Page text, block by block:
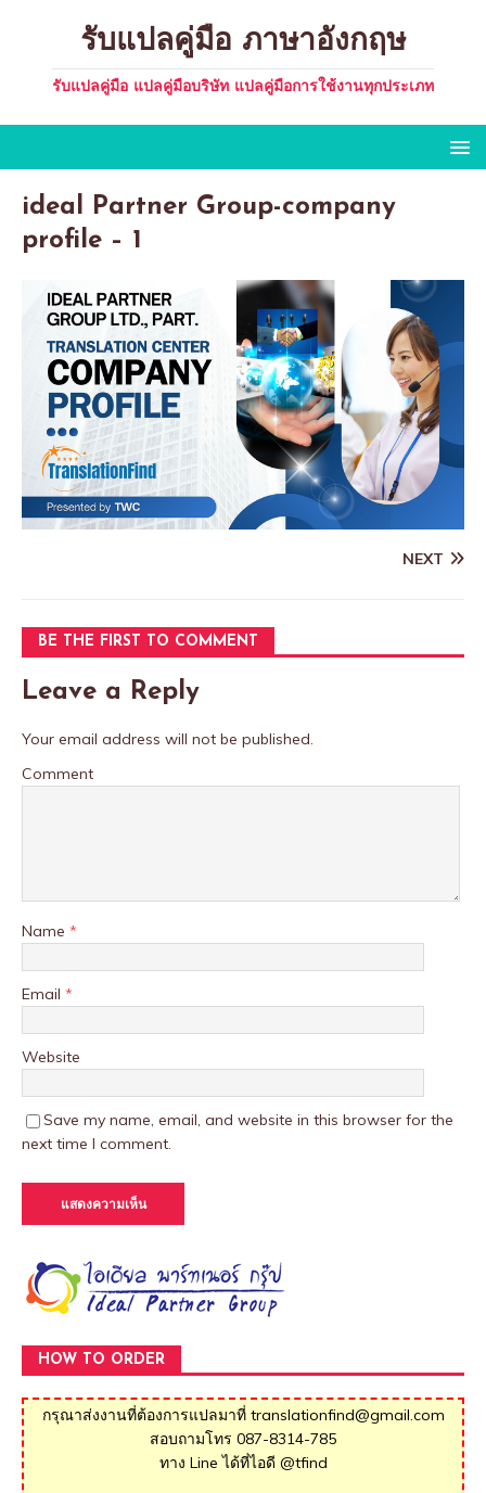
รับแปลคู่มือ ภาษาอังกฤษ
รับแปลคู่มือ แปลคู่มือบริษัท แปลคู่มือการใช้งานทุกประเภท
ideal Partner Group-company
profile – 1
NEXT
BE THE FIRST TO COMMENT
Leave a Reply
Your email address will not be published.
Comment
Name *
Email *
Website
Save my name, email, and website in this browser for the
next time I comment.
HOW TO ORDER
กรุณาส่งงานที่ต้องการแปลมาที่ translationfind@gmail.com
สอบถามโทร 087-8314-785
ทาง Line ได้ที่ไอดี @tfind